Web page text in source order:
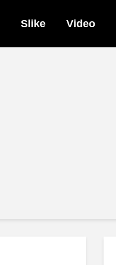
Slike Video